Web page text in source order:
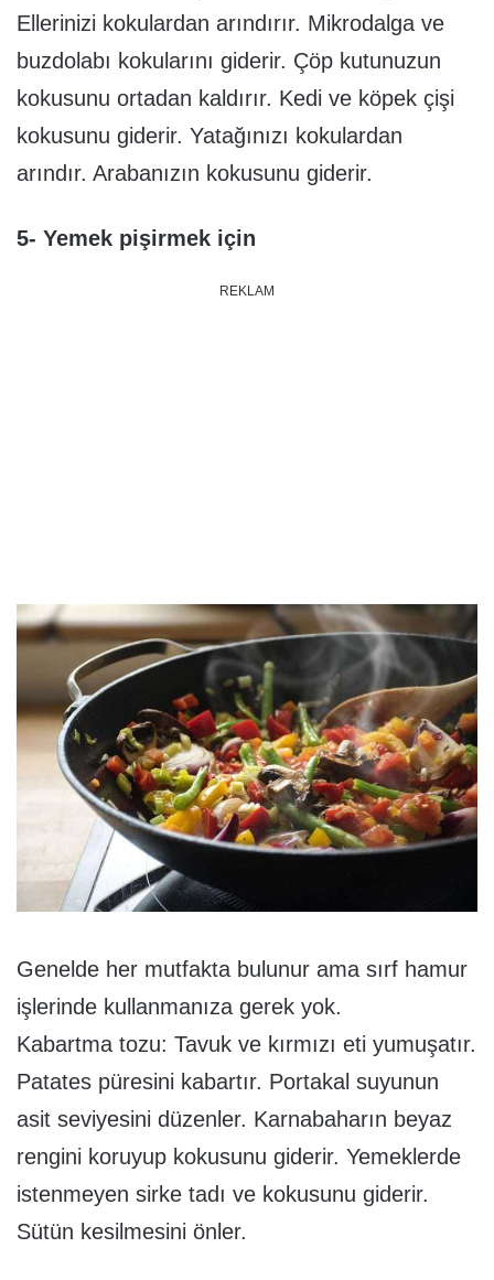
Ellerinizi kokulardan arındırır. Mikrodalga ve
buzdolabı kokularını giderir. Çöp kutunuzun
kokusunu ortadan kaldırır. Kedi ve köpek çişi
kokusunu giderir. Yatağınızı kokulardan
arındır. Arabanızın kokusunu giderir.
5- Yemek pişirmek için
REKLAM
Genelde her mutfakta bulunur ama sırf hamur
işlerinde kullanmanıza gerek yok.
Kabartma tozu: Tavuk ve kırmızı eti yumuşatır.
Patates püresini kabartır. Portakal suyunun
asit seviyesini düzenler. Karnabaharın beyaz
rengini koruyup kokusunu giderir. Yemeklerde
istenmeyen sirke tadı ve kokusunu giderir.
Sütün kesilmesini önler.